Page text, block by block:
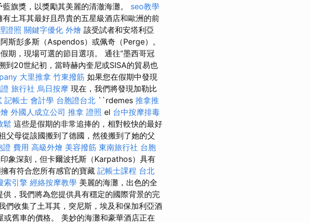
旗獎，以獎勵其美麗的清澈海灘。 seo教學
有土耳其最好且昂貴的五星級酒店和歐洲的前
證照 關鍵字優化 外燴 該受試者和安塔利亞
斯彭多斯（Aspendos）或佩奇（Perge）。
期，現場可選的節目選項。 通往“墨西哥冠
到20世紀初，當時赫內奎尼或SISA的貿易也
大里推拿 竹東撥筋 如果您在假期中發現
旅行社 烏日按摩 現在，我們將發現加勒比
記帳士 會計學 台胞證台北 ``rdemes 推拿推
外國人成立公司 推拿 證照 el 台中按摩排毒
鬆 這些是假期的非常追捧的，相對較快的最好
父母從該國搬到了德國，然後搬到了她的父
證 費用 高級外燴 美容撥筋 東南旅行社 台胞
象深刻，但卡爾波托斯（Karpathos）具有
有符合您所有感官的寶藏 記帳士課程 台北
索引擎 經絡按摩教學 美麗的海灘，出色的全
，我們將為您提供具有穩定的國際背景的完
們收集了土耳其，突尼斯，埃及和保加利亞酒
舊車的價格。 美妙的海灘和豪華酒店正在